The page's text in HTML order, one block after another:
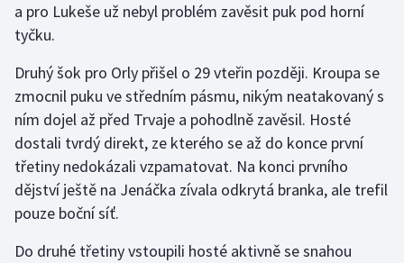
Házená
Judo
Krasobruslení
Lezení
a pro Lukeše už nebyl problém zavěsit puk pod horní
tyčku.
Druhý šok pro Orly přišel o 29 vteřin později. Kroupa se
zmocnil puku ve středním pásmu, nikým neatakovaný s
ním dojel až před Trvaje a pohodlně zavěsil. Hosté
dostali tvrdý direkt, ze kterého se až do konce první
třetiny nedokázali vzpamatovat. Na konci prvního
dějství ještě na Jenáčka zívala odkrytá branka, ale trefil
pouze boční síť.
Do druhé třetiny vstoupili hosté aktivně se snahou